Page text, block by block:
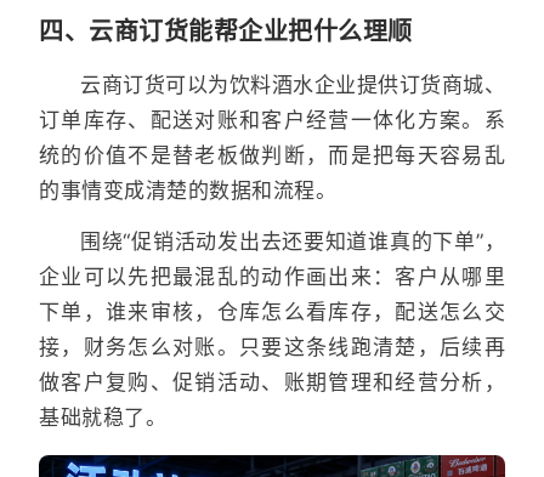
四、云商订货能帮企业把什么理顺
云商订货可以为饮料酒水企业提供订货商城、
订单库存、配送对账和客户经营一体化方案。系
统的价值不是替老板做判断，而是把每天容易乱
的事情变成清楚的数据和流程。
围绕“促销活动发出去还要知道谁真的下单”，
企业可以先把最混乱的动作画出来：客户从哪里
下单，谁来审核，仓库怎么看库存，配送怎么交
接，财务怎么对账。只要这条线跑清楚，后续再
做客户复购、促销活动、账期管理和经营分析，
基础就稳了。